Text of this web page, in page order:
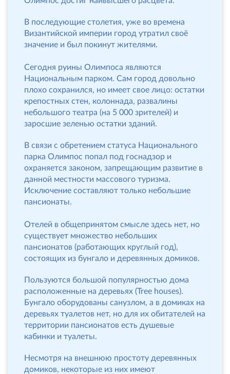
В последующие столетия, уже во времена
Византийской империи город утратил своё
значение и был покинут жителями.
Сегодня руины Олимпоса являются
Национальным парком. Сам город довольно
плохо сохранился, но имеет свое лицо: остатки
крепостных стен, колоннада, развалины
небольшого театра (на 5 000 зрителей) и
заросшие зеленью остатки зданий.
В связи с обретением статуса Национального
парка Олимпос попал под госнадзор и
охраняется законом, запрещающим развитие в
данной местности массового туризма.
Исключение составляют только небольшие
пансионаты.
Отелей в общепринятом смысле здесь нет, но
существует множество небольших
пансионатов (работающих круглый год),
состоящих из бунгало и деревянных домиков.
Пользуются большой популярностью дома
расположенные на деревьях (Tree houses).
Бунгало оборудованы санузлом, а в домиках на
деревьях туалетов нет, но для их обитателей на
территории пансионатов есть душевые
кабинки и туалеты.
Несмотря на внешнюю простоту деревянных
домиков, некоторые из них имеют